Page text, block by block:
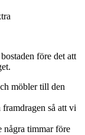
före det att
möbler till den
så att vi
några timmar före